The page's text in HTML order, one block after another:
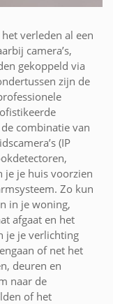
verleden al een
camera’s,
gekoppeld via
zijn de
combinatie van
(IP
je je huis voorzien
Zo kun
in je woning,
afgaat en het
je je verlichting
of net het
deuren en
naar de
of het